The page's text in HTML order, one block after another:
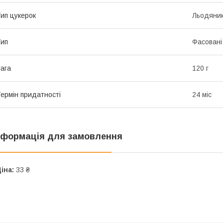
цукерок
Фасовані
120 г
придатності 24 міс
для замовлення
33 ₴